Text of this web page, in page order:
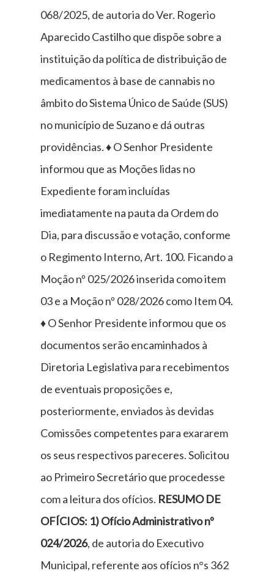
068/2025, de autoria do Ver. Rogerio
Aparecido Castilho que dispõe sobre a
instituição da política de distribuição de
medicamentos à base de cannabis no
âmbito do Sistema Único de Saúde (SUS)
no município de Suzano e dá outras
providências. ♦ O Senhor Presidente
informou que as Moções lidas no
Expediente foram incluídas
imediatamente na pauta da Ordem do
Dia, para discussão e votação, conforme
o Regimento Interno, Art. 100. Ficando a
Moção nº 025/2026 inserida como item
03 e a Moção nº 028/2026 como Item 04.
♦ O Senhor Presidente informou que os
documentos serão encaminhados à
Diretoria Legislativa para recebimentos
de eventuais proposições e,
posteriormente, enviados às devidas
Comissões competentes para exararem
os seus respectivos pareceres. Solicitou
ao Primeiro Secretário que procedesse
com a leitura dos ofícios. RESUMO DE
OFÍCIOS: 1) Ofício Administrativo nº
024/2026, de autoria do Executivo
Municipal, referente aos ofícios n°s 362